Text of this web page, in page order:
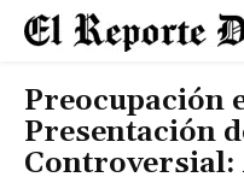
Preocupación
Presentación
Controversial: